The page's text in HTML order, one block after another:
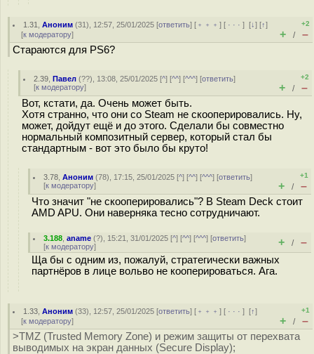
1.31 ,Аноним (31), 12:57, 25/01/2025 [ответить] [ ﹢﹢﹢] [ · · ·][↓] [↑]
[к модератору]
+2
+ / –
Стараются для PS6?
2.39 ,Павел (??), 13:08, 25/01/2025 [^] [^^] [^^^] [ответить]
[к модератору]
+2
+ / –
Вот, кстати, да. Очень может быть.
Хотя странно, что они со Steam не скооперировались. Ну,
может, дойдут ещё и до этого. Сделали бы совместно
нормальный композитный сервер, который стал бы
стандартным - вот это было бы круто!
3.78 ,Аноним (78), 17:15, 25/01/2025 [^] [^^] [^^^] [ответить]
[к модератору]
+1
+ / –
Что значит "не скооперировались"? В Steam Deck стоит
AMD APU. Они наверняка тесно сотрудничают.
3.188 ,aname (?), 15:21, 31/01/2025 [^] [^^] [^^^] [ответить]
[к модератору] + / –
Ща бы с одним из, пожалуй, стратегически важных
партнёров в лице вольво не кооперироваться. Ага.
1.33 ,Аноним (33), 12:57, 25/01/2025 [ответить] [ ﹢﹢﹢] [ · · ·][↑]
[к модератору]
+1
+ / –
>TMZ (Trusted Memory Zone) и режим защиты от перехвата
выводимых на экран данных (Secure Display);